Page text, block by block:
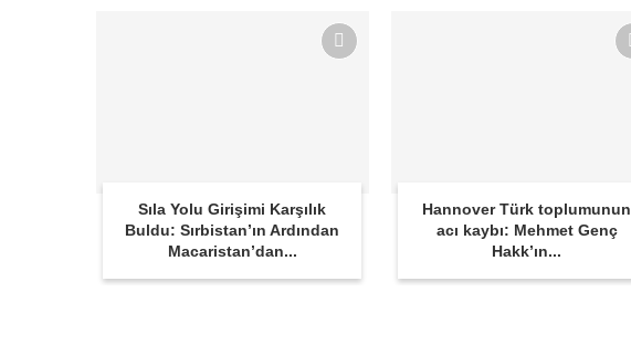
Sıla Yolu Girişimi Karşılık
Buldu: Sırbistan’ın Ardından
Macaristan’dan...
Hannover Türk toplumunun
acı kaybı: Mehmet Genç
Hakk’ın...